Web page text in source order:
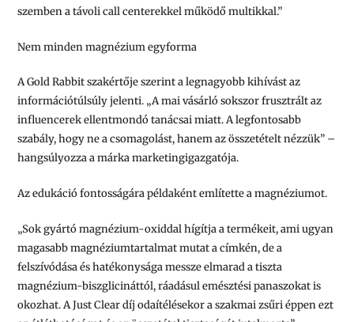
szemben a távoli call centerekkel működő multikkal.”
Nem minden magnézium egyforma
A Gold Rabbit szakértője szerint a legnagyobb kihívást az
információtúlsúly jelenti. „A mai vásárló sokszor frusztrált az
influencerek ellentmondó tanácsai miatt. A legfontosabb
szabály, hogy ne a csomagolást, hanem az összetételt nézzük” –
hangsúlyozza a márka marketingigazgatója.
Az edukáció fontosságára példaként említette a magnéziumot.
„Sok gyártó magnézium-oxiddal hígítja a termékeit, ami ugyan
magasabb magnéziumtartalmat mutat a címkén, de a
felszívódása és hatékonysága messze elmarad a tiszta
magnézium-biszglicináttól, ráadásul emésztési panaszokat is
okozhat. A Just Clear díj odaítélésekor a szakmai zsűri éppen ezt